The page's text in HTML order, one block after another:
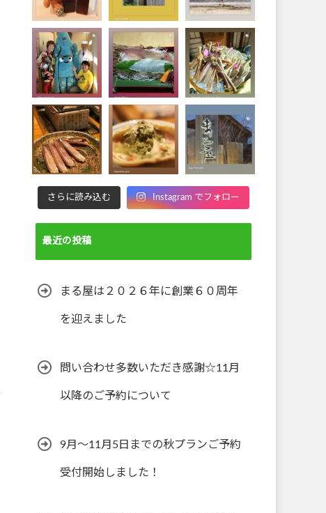
さらに読み込む Instagram でフォロー
最近の投稿
まる屋は２０２６年に創業６０周年
を迎えました
問い合わせ多数いただき感謝☆11月
以降のご予約について
9月～11月5日までの秋プランご予約
受付開始しました！